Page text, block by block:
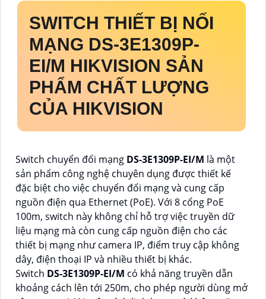
SWITCH THIẾT BỊ NỐI
MẠNG DS-3E1309P-
EI/M HIKVISION SẢN
PHẨM CHẤT LƯỢNG
CỦA HIKVISION
Switch chuyển đổi mạng DS-3E1309P-EI/M là một
sản phẩm công nghệ chuyên dụng được thiết kế
đặc biệt cho việc chuyển đổi mạng và cung cấp
nguồn điện qua Ethernet (PoE). Với 8 cổng PoE
100m, switch này không chỉ hỗ trợ việc truyền dữ
liệu mạng mà còn cung cấp nguồn điện cho các
thiết bị mạng như camera IP, điểm truy cập không
dây, điện thoại IP và nhiều thiết bị khác.
Switch DS-3E1309P-EI/M có khả năng truyền dẫn
khoảng cách lên tới 250m, cho phép người dùng mở